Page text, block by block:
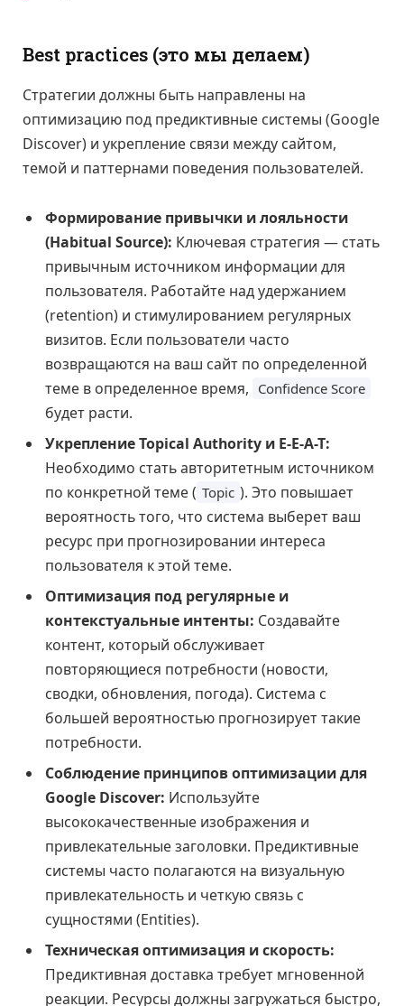
Best practices (это мы делаем)
Стратегии должны быть направлены на
оптимизацию под предиктивные системы (Google
Discover) и укрепление связи между сайтом,
темой и паттернами поведения пользователей.
Формирование привычки и лояльности
(Habitual Source): Ключевая стратегия — стать
привычным источником информации для
пользователя. Работайте над удержанием
(retention) и стимулированием регулярных
визитов. Если пользователи часто
возвращаются на ваш сайт по определенной
теме в определенное время, Confidence Score
будет расти.
Укрепление Topical Authority и E-E-A-T:
Необходимо стать авторитетным источником
по конкретной теме ( Topic ). Это повышает
вероятность того, что система выберет ваш
ресурс при прогнозировании интереса
пользователя к этой теме.
Оптимизация под регулярные и
контекстуальные интенты: Создавайте
контент, который обслуживает
повторяющиеся потребности (новости,
сводки, обновления, погода). Система с
большей вероятностью прогнозирует такие
потребности.
Соблюдение принципов оптимизации для
Google Discover: Используйте
высококачественные изображения и
привлекательные заголовки. Предиктивные
системы часто полагаются на визуальную
привлекательность и четкую связь с
сущностями (Entities).
Техническая оптимизация и скорость:
Предиктивная доставка требует мгновенной
реакции. Ресурсы должны загружаться быстро,